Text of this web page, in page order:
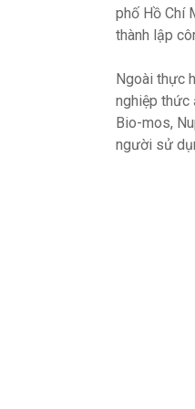
phố Hồ Chí
thành lập
Ngoài thực
nghiệp thức
Bio-mos,
người sử